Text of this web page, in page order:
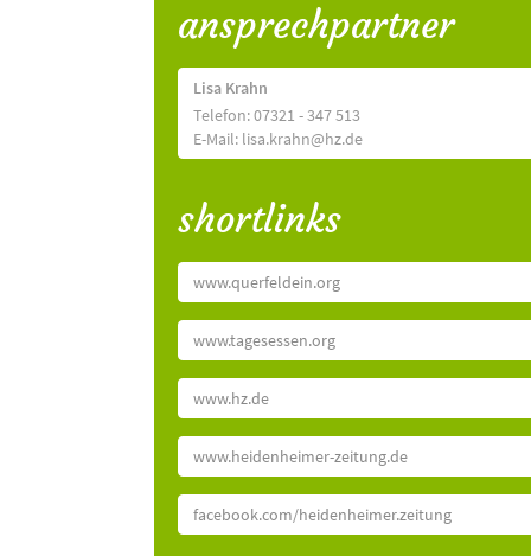
ansprechpartner
Lisa Krahn
Telefon: 07321 - 347 513
E-Mail: lisa.krahn@hz.de
shortlinks
www.querfeldein.org
www.tagesessen.org
www.hz.de
www.heidenheimer-zeitung.de
facebook.com/heidenheimer.zeitung